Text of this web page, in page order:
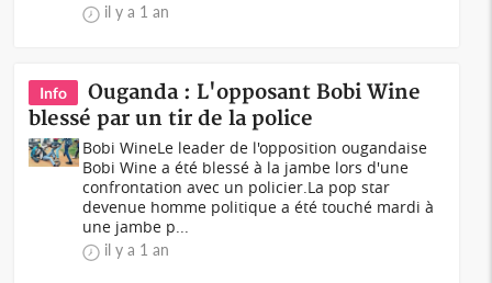
il y a 1 an
Info
Ouganda : L'opposant Bobi Wine
blessé par un tir de la police
Bobi WineLe leader de l'opposition ougandaise
Bobi Wine a été blessé à la jambe lors d'une
confrontation avec un policier.La pop star
devenue homme politique a été touché mardi à
une jambe p...
il y a 1 an